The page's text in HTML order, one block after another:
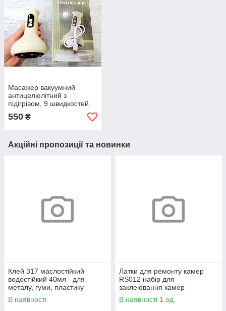
Масажер вакуумний
антицелюлітний з
підігрівом, 9 швидкостей.
Заряд від USB.
550 ₴
Акційні пропозиції та новинки
Клей 317 маслостійкий
водостійкий 40мл - для
металу, гуми, пластику
В наявності
Латки для ремонту камер
RS012 набір для
заклеювання камер
велосипеда 96х44мм
В наявності 1 од.